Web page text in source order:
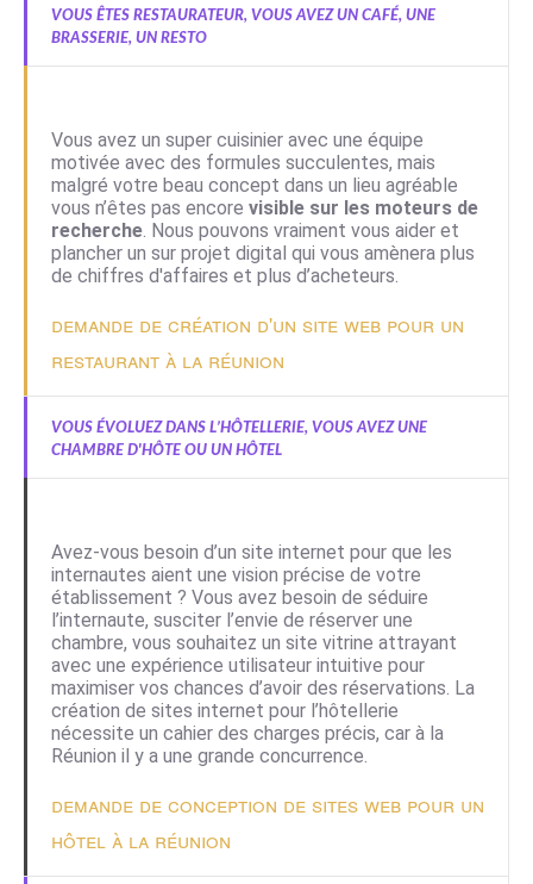
vous êtes restaurateur, vous avez un café, une
brasserie, un resto
Vous avez un super cuisinier avec une équipe
motivée avec des formules succulentes, mais
malgré votre beau concept dans un lieu agréable
vous n’êtes pas encore visible sur les moteurs de
recherche. Nous pouvons vraiment vous aider et
plancher un sur projet digital qui vous amènera plus
de chiffres d'affaires et plus d’acheteurs.
Demande de création d'un site web pour un
restaurant à la Réunion
vous évoluez dans l’hôtellerie, vous avez une
chambre d'hôte ou un hôtel
Avez-vous besoin d’un site internet pour que les
internautes aient une vision précise de votre
établissement ? Vous avez besoin de séduire
l’internaute, susciter l’envie de réserver une
chambre, vous souhaitez un site vitrine attrayant
avec une expérience utilisateur intuitive pour
maximiser vos chances d’avoir des réservations. La
création de sites internet pour l’hôtellerie
nécessite un cahier des charges précis, car à la
Réunion il y a une grande concurrence.
Demande de conception de sites web pour un
hôtel à la Réunion